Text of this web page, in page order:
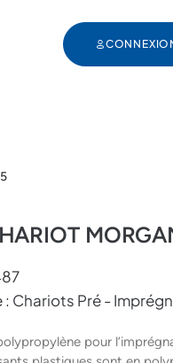
: Chariots Pré -
pour